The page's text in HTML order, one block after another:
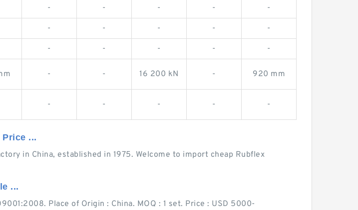
- - - - -
- - - - -
- - - - -
- - 16 200 kN - 920 mm
- - - - -
Price ...
in China, established in 1975. Welcome to import cheap Rubflex
...
Place of Origin : China. MOQ : 1 set. Price : USD 5000-